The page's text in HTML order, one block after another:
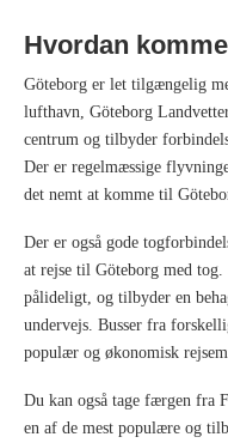
Hvordan
Göteborg er let tilgængelig
lufthavn, Göteborg
centrum og tilbyder
Der er regelmæssige
det nemt at komme til
Der er også gode
at rejse til Göteborg med
pålideligt, og tilbyder en
undervejs. Busser fra
populær og økonomisk
Du kan også tage færgen fra
en af de mest populære og